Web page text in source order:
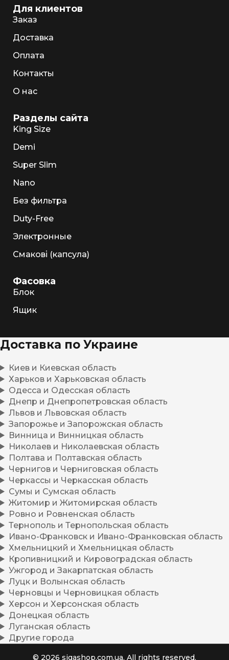
Для клиентов
Заказ
Доставка
Оплата
Контакты
О нас
Разделы сайта
King Size
Demi
Super Slim
Nano
Без фильтра
Duty-Free
Электронные
Смакові (капсула)
Фасовка
Блок
Ящик
Доставка по Украине
Киев и Киевская область
Харьков и Харьковская область
Одесса и Одесская область
Днепр и Днепропетровская область
Львов и Львовская область
Запорожье и Запорожская область
Винница и Винницкая область
Николаев и Николаевская область
Полтава и Полтавская область
Чернигов и Черниговская область
Черкассы и Черкасская область
Сумы и Сумская область
Житомир и Житомирская область
Ровно и Ровненская область
Тернополь и Тернопольская область
Ивано-Франковск и Ивано-Франковская область
Хмельницкий и Хмельницкая область
Кропивницкий и Кировоградская область
Ужгород и Закарпатская область
Луцк и Волынская область
Черновцы и Черновицкая область
Херсон и Херсонская область
Донецкая область
Луганская область
Другие города
© 2026 sigashop.com.ua. All rights reserved.